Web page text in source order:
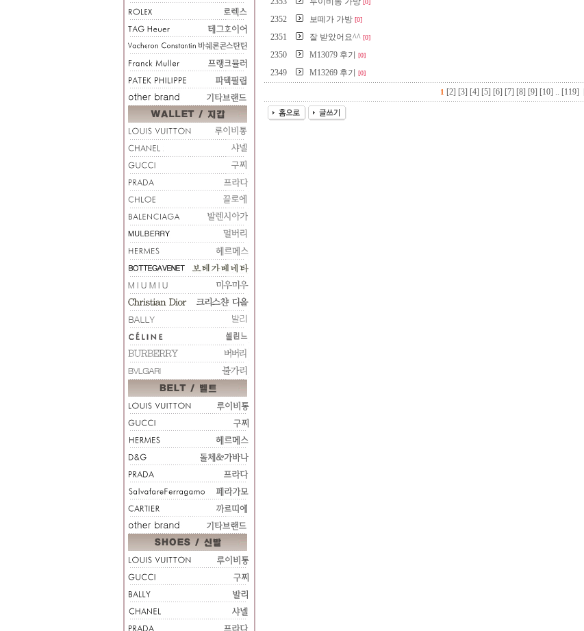
[0]
2352
보떼가 가방 [0]
2351
잘 받았어요^^ [0]
2350
M13079 후기 [0]
2349
M13269 후기 [0]
1 [2] [3] [4] [5] [6] [7] [8] [9] [10] .. [119]